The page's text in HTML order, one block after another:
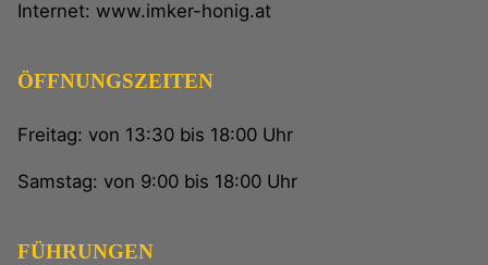
Internet: www.imker-honig.at
ÖFFNUNGSZEITEN
Freitag: von 13:30 bis 18:00 Uhr
Samstag: von 9:00 bis 18:00 Uhr
FÜHRUNGEN